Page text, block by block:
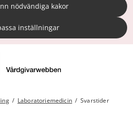
nödvändiga kakor
inställningar
/ Laboratoriemedicin / Svarstider